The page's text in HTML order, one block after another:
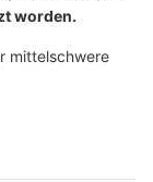
worden.
mittelschwere